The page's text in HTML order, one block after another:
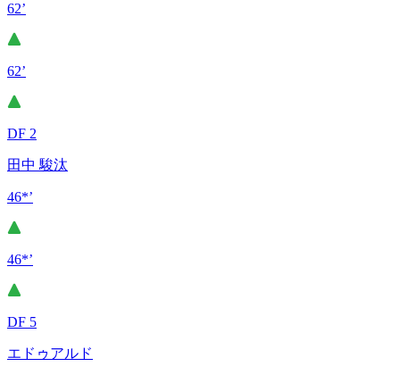
62’
62’
DF 2
田中 駿汰
46*’
46*’
DF 5
エドゥアルド